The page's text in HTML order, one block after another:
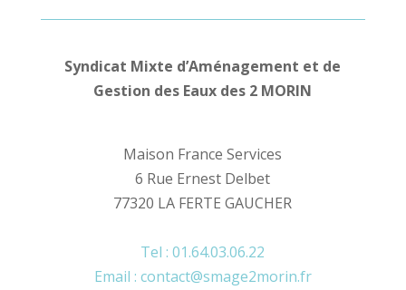
Syndicat Mixte d’Aménagement et de
Gestion des Eaux des 2 MORIN
Maison France Services
6 Rue Ernest Delbet
77320 LA FERTE GAUCHER
Tel : 01.64.03.06.22
Email : contact@smage2morin.fr